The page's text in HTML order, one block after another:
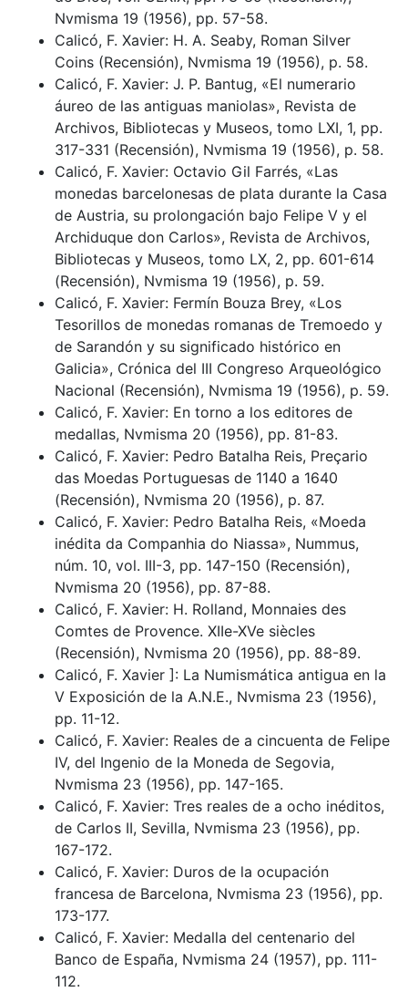
Nvmisma 19 (1956), pp. 57-58.
Calicó, F. Xavier: H. A. Seaby, Roman Silver
Coins (Recensión), Nvmisma 19 (1956), p. 58.
Calicó, F. Xavier: J. P. Bantug, «El numerario
áureo de las antiguas maniolas», Revista de
Archivos, Bibliotecas y Museos, tomo LXI, 1, pp.
317-331 (Recensión), Nvmisma 19 (1956), p. 58.
Calicó, F. Xavier: Octavio Gil Farrés, «Las
monedas barcelonesas de plata durante la Casa
de Austria, su prolongación bajo Felipe V y el
Archiduque don Carlos», Revista de Archivos,
Bibliotecas y Museos, tomo LX, 2, pp. 601-614
(Recensión), Nvmisma 19 (1956), p. 59.
Calicó, F. Xavier: Fermín Bouza Brey, «Los
Tesorillos de monedas romanas de Tremoedo y
de Sarandón y su significado histórico en
Galicia», Crónica del III Congreso Arqueológico
Nacional (Recensión), Nvmisma 19 (1956), p. 59.
Calicó, F. Xavier: En torno a los editores de
medallas, Nvmisma 20 (1956), pp. 81-83.
Calicó, F. Xavier: Pedro Batalha Reis, Preçario
das Moedas Portuguesas de 1140 a 1640
(Recensión), Nvmisma 20 (1956), p. 87.
Calicó, F. Xavier: Pedro Batalha Reis, «Moeda
inédita da Companhia do Niassa», Nummus,
núm. 10, vol. III-3, pp. 147-150 (Recensión),
Nvmisma 20 (1956), pp. 87-88.
Calicó, F. Xavier: H. Rolland, Monnaies des
Comtes de Provence. XIIe-XVe siècles
(Recensión), Nvmisma 20 (1956), pp. 88-89.
Calicó, F. Xavier ]: La Numismática antigua en la
V Exposición de la A.N.E., Nvmisma 23 (1956),
pp. 11-12.
Calicó, F. Xavier: Reales de a cincuenta de Felipe
IV, del Ingenio de la Moneda de Segovia,
Nvmisma 23 (1956), pp. 147-165.
Calicó, F. Xavier: Tres reales de a ocho inéditos,
de Carlos II, Sevilla, Nvmisma 23 (1956), pp.
167-172.
Calicó, F. Xavier: Duros de la ocupación
francesa de Barcelona, Nvmisma 23 (1956), pp.
173-177.
Calicó, F. Xavier: Medalla del centenario del
Banco de España, Nvmisma 24 (1957), pp. 111-
112.